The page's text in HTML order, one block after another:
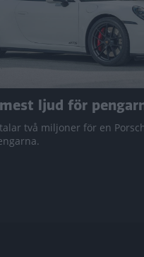
ljud för
två miljoner för en